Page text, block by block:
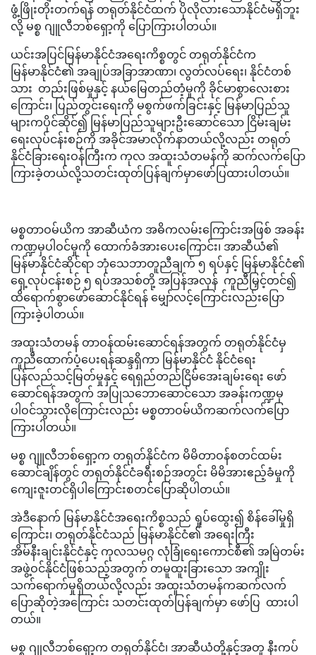
ဖွံ့ဖြိုးတိုးတက်ရန် တရုတ်နိုင်ငံထက် ပိုလိုလားသောနိုင်ငံမရှိဘူး
လို့ မစ္စ ဂျူလီဘစ်ရှော့ကို ပြောကြားပါတယ်။
ယင်းအပြင်မြန်မာနိုင်ငံအရေးကိစ္စတွင် တရုတ်နိုင်ငံက
မြန်မာနိုင်ငံ၏ အချုပ်အခြာအာဏာ၊ လွတ်လပ်ရေး၊ နိုင်ငံတစ်
သား တည်းဖြစ်မှုနှင့် နယ်မြေတည်တံ့မှုကို ခိုင်မာစွာလေးစား
ကြောင်း၊ ပြည်တွင်းရေးကို မစွက်ဖက်ခြင်းနှင့် မြန်မာပြည်သူ
များကပိုင်ဆိုင်၍ မြန်မာပြည်သူများဦးဆောင်သော ငြိမ်းချမ်း
ရေးလုပ်ငန်းစဉ်ကို အခိုင်အမာလိုက်နာတယ်လို့လည်း တရုတ်
နိုင်ငံခြားရေးဝန်ကြီးက ကုလ အထူးသံတမန်ကို ဆက်လက်ပြော
ကြားခဲ့တယ်လို့သတင်းထုတ်ပြန်ချက်မှာဖော်ပြထားပါတယ်။
မစ္စတာဝမ်ယိက အာဆီယံက အဓိကလမ်းကြောင်းအဖြစ် အခန်း
ကဏ္ဍမှပါဝင်မှုကို ထောက်ခံအားပေးကြောင်း၊ အာဆီယံ၏
မြန်မာနိုင်ငံဆိုင်ရာ ဘုံသေဘာတူညီချက် ၅ ရပ်နှင့် မြန်မာနိုင်ငံ၏
ရှေ့လုပ်ငန်းစဉ် ၅ ရပ်အသစ်တို့ အပြန်အလှန် ကူညီမြှင့်တင်၍
ထိရောက်စွာဖော်ဆောင်နိုင်ရန် မျှော်လင့်ကြောင်းလည်းပြော
ကြားခဲ့ပါတယ်။
အထူးသံတမန် တာဝန်ထမ်းဆောင်ရန်အတွက် တရုတ်နိုင်ငံမှ
ကူညီထောက်ပံ့ပေးရန်ဆန္ဒရှိကာ မြန်မာနိုင်ငံ နိုင်ငံရေး
ပြန်လည်သင့်မြတ်မှုနှင့် ရေရှည်တည်ငြိမ်အေးချမ်းရေး ဖော်
ဆောင်ရန်အတွက် အပြုသဘောဆောင်သော အခန်းကဏ္ဍမှ
ပါဝင်သွားလိုကြောင်းလည်း မစ္စတာဝမ်ယိကဆက်လက်ပြော
ကြားပါတယ်။
မစ္စ ဂျူလီဘစ်ရှော့က တရုတ်နိုင်ငံက မိမိတာဝန်စတင်ထမ်း
ဆောင်ချိန်တွင် တရုတ်နိုင်ငံခရီးစဉ်အတွင်း မိမိအားဧည့်ခံမှုကို
ကျေးဇူးတင်ရှိပါကြောင်းစတင်ပြောဆိုပါတယ်။
အဲဒီနောက် မြန်မာနိုင်ငံအရေးကိစ္စသည် ရှုပ်ထွေး၍ စိန်ခေါ်မှုရှိ
ကြောင်း၊ တရုတ်နိုင်ငံသည် မြန်မာနိုင်ငံ၏ အရေးကြီး
အိမ်နီးချင်းနိုင်ငံနှင့် ကုလသမဂ္ဂ လုံခြုံရေးကောင်စီ၏ အမြဲတမ်း
အဖွဲ့ဝင်နိုင်ငံဖြစ်သည့်အတွက် တမူထူးခြားသော အကျိုး
သက်ရောက်မှုရှိတယ်လို့လည်း အထူးသံတမန်ကဆက်လက်
ပြောဆိုတဲ့အကြောင်း သတင်းထုတ်ပြန်ချက်မှာ ဖော်ပြ ထားပါ
တယ်။
မစ္စ ဂျုလီဘစ်ရှော့က တရုတ်နိုင်ငံ၊ အာဆီယံတို့နှင့်အတူ နီးကပ်